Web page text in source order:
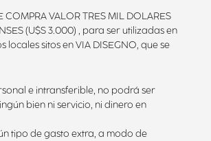
COMPRA VALOR TRES MIL DOLARES
(U$S 3.000) , para ser utilizadas en
locales sitos en VIA DISEGNO, que se
e intransferible, no podrá ser
bien ni servicio, ni dinero en
tipo de gasto extra, a modo de